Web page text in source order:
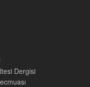
Dergisi